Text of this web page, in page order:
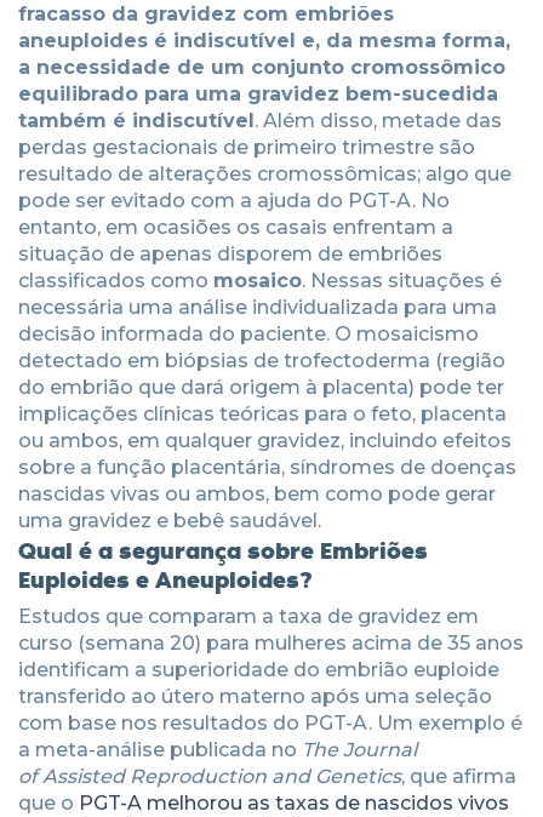
fracasso da gravidez com embriões
aneuploides é indiscutível e, da mesma forma,
a necessidade de um conjunto cromossômico
equilibrado para uma gravidez bem-sucedida
também é indiscutível. Além disso, metade das
perdas gestacionais de primeiro trimestre são
resultado de alterações cromossômicas; algo que
pode ser evitado com a ajuda do PGT-A. No
entanto, em ocasiões os casais enfrentam a
situação de apenas disporem de embriões
classificados como mosaico. Nessas situações é
necessária uma análise individualizada para uma
decisão informada do paciente. O mosaicismo
detectado em biópsias de trofectoderma (região
do embrião que dará origem à placenta) pode ter
implicações clínicas teóricas para o feto, placenta
ou ambos, em qualquer gravidez, incluindo efeitos
sobre a função placentária, síndromes de doenças
nascidas vivas ou ambos, bem como pode gerar
uma gravidez e bebê saudável.
Qual é a segurança sobre Embriões
Euploides e Aneuploides?
Estudos que comparam a taxa de gravidez em
curso (semana 20) para mulheres acima de 35 anos
identificam a superioridade do embrião euploide
transferido ao útero materno após uma seleção
com base nos resultados do PGT-A. Um exemplo é
a meta-análise publicada no The Journal
of Assisted Reproduction and Genetics, que afirma
que o PGT-A melhorou as taxas de nascidos vivos